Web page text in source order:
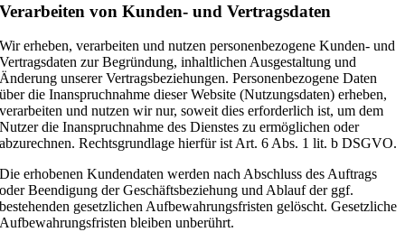
Verarbeiten von Kunden- und Vertragsdaten
Wir erheben, verarbeiten und nutzen personenbezogene Kunden- und
Vertragsdaten zur Begründung, inhaltlichen Ausgestaltung und
Änderung unserer Vertragsbeziehungen. Personenbezogene Daten
über die Inanspruchnahme dieser Website (Nutzungsdaten) erheben,
verarbeiten und nutzen wir nur, soweit dies erforderlich ist, um dem
Nutzer die Inanspruchnahme des Dienstes zu ermöglichen oder
abzurechnen. Rechtsgrundlage hierfür ist Art. 6 Abs. 1 lit. b DSGVO.
Die erhobenen Kundendaten werden nach Abschluss des Auftrags
oder Beendigung der Geschäftsbeziehung und Ablauf der ggf.
bestehenden gesetzlichen Aufbewahrungsfristen gelöscht. Gesetzliche
Aufbewahrungsfristen bleiben unberührt.